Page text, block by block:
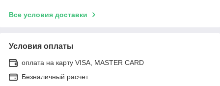
Все условия доставки
Условия оплаты
оплата на карту VISA, MASTER CARD
Безналичный расчет